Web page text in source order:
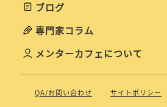
ブログ
専門家コラム
メンターカフェについて
QA/お問い合わせ サイトポリシー